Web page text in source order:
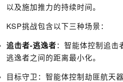
以及施加推力的持续时间。
KSP挑战包含以下三种场景：
追击者-逃逸者：智能体控制追击
逃逸者之间的距离最小化。
目标守卫：智能体控制劫匪航天